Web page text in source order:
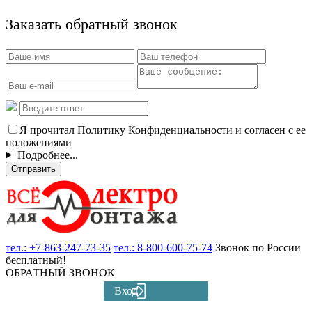
Заказать обратный звонок
Я прочитал Политику Конфиденциальности и согласен с ее
положениями
Подробнее...
Отправить
тел.: +7-863-247-73-35 тел.: 8-800-600-75-74 Звонок по России
бесплатный!
ОБРАТНЫЙ ЗВОНОК
Вход